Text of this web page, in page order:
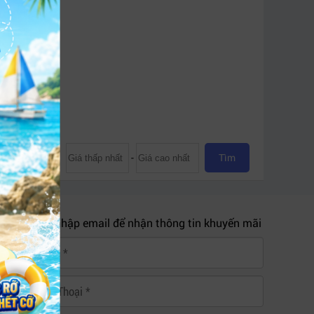
i3
Tên A -> Z - Tìm
Mời bạn nhập email để nhận thông tin khuyến mãi